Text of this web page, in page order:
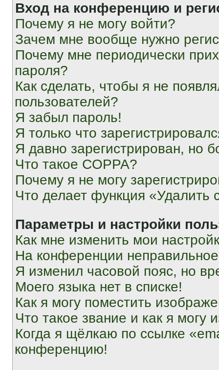
Вход на конференцию и
Почему я не могу войти?
Зачем мне вообще нужно
Почему мне периодически
пароля?
Как сделать, чтобы я не
пользователей?
Я забыл пароль!
Я только что
Я давно зарегистрирован, но
Что такое COPPA?
Почему я не могу
Что делает функция «Удалить
Параметры и настройки
Как мне изменить мои
На конференции
Я изменил часовой пояс, но
Моего языка нет в списке!
Как я могу поместить
Что такое звание и как я могу
Когда я щёлкаю по ссылке
конференцию!